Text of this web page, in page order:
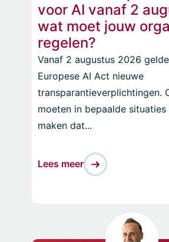
voor AI vanaf 2
wat moet jouw
regelen?
Vanaf 2 augustus 2026
Europese AI Act nieuwe
transparantieverplichtingen.
moeten in bepaalde
maken dat...
Lees meer